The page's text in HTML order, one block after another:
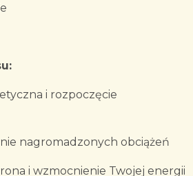
i rozpoczęcie
nagromadzonych obciążeń
i wzmocnienie Twojej energii